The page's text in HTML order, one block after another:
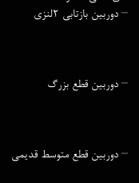
– دورﺑﻴﻦ ﺑﺎزﺗﺎﺑﯽ ٢ﻟﻨﺰی
– دورﺑﻴﻦ ﻗﻄﻊ ﺑﺰرگ
– دورﺑﻴﻦ ﻗﻄﻊ ﻣﺘﻮﺳﻂ ﻗﺪﻳﻤﯽ